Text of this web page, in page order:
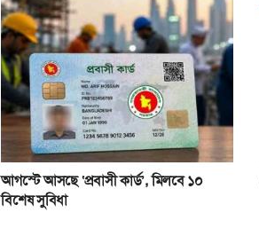
আগস্টে আসছে ‘প্রবাসী কার্ড’, মিলবে ১০
বিশেষ সুবিধা